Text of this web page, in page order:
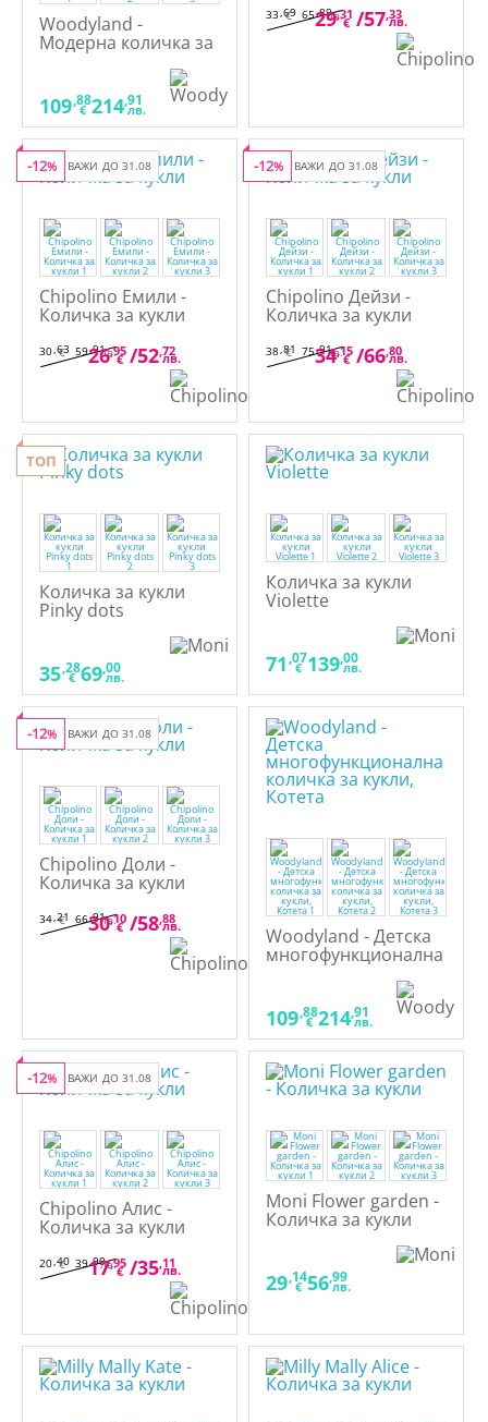
Woodyland -
Модерна количка за
кукли и столче за
109,88
€ 214,91
лв.
33,69
€ 65,89лв.
29,31
€ /57,33
лв.
ВАЖИ ДО 31.08
-12%
Chipolino Емили -
Количка за кукли
30,63
€ 59,91лв.
26,95
€ /52,72
лв.
ВАЖИ ДО 31.08
-12%
Chipolino Дейзи -
Количка за кукли
38,81
€ 75,91лв.
34,15
€ /66,80
лв.
ТОП
Количка за кукли
Pinky dots
35,28
€ 69,00
лв.
Количка за кукли
Violette
71,07
€ 139,00
лв.
ВАЖИ ДО 31.08
-12%
Chipolino Доли -
Количка за кукли
34,21
€ 66,91лв.
30,10
€ /58,88
лв. Woodyland - Детска
многофункционална
количка за кукли,
109,88
€ 214,91
лв.
ВАЖИ ДО 31.08
-12%
Chipolino Алис -
Количка за кукли
20,40
€ 39,90лв.
17,95
€ /35,11
лв.
Moni Flower garden -
Количка за кукли
29,14
€ 56,99
лв.